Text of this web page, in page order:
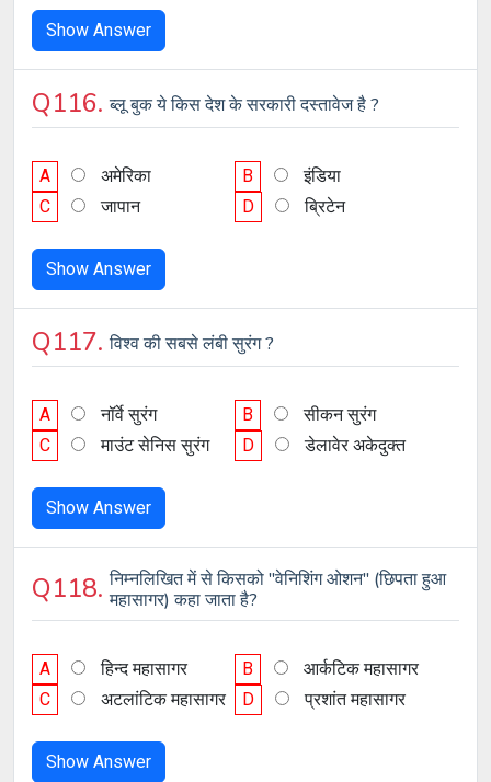
Show Answer
Q116.ब्लू बुक ये किस देश के सरकारी दस्तावेज है ?
A अमेरिका B
इंडिया
C
जापान D ब्रिटेन
Show Answer
Q117.विश्व की सबसे लंबी सुरंग ?
A नॉर्वे सुरंग B
सीकन सुरंग
C
माउंट सेनिस सुरंग D डेलावेर अकेदुक्त
Show Answer
Q118.निम्नलिखित में से किसको "वेनिशिंग ओशन" (छिपता हुआ
महासागर) कहा जाता है?
A हिन्द महासागर B
आर्कटिक महासागर
C
अटलांटिक महासागर D प्रशांत महासागर
Show Answer